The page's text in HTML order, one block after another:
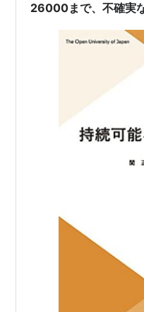
26000まで、不確実